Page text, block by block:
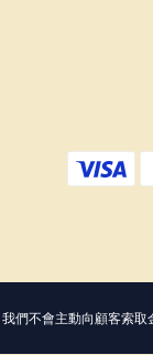
我們不會主動向顧客索取